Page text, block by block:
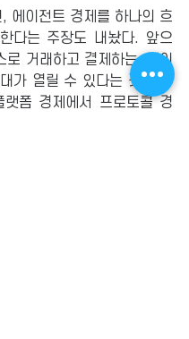
에이전트 경제를 하나의 흐
다는 주장도 내놨다. 앞으
로 거래하고 결제하는 '에이
가 열릴 수 있다는 것이다.
폼 경제에서 프로토콜 경